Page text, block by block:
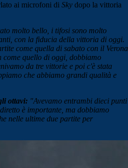
ai microfoni di Sky dopo la vittoria
molto bello, i tifosi sono molto
con la fiducia della vittoria di oggi.
come quella di sabato con il Verona
come quello di oggi, dobbiamo
da tre vittorie e poi c'è stata
che abbiamo grandi qualità e
ottavi: "Avevamo entrambi dieci punti
è importante, ma dobbiamo
nelle ultime due partite per